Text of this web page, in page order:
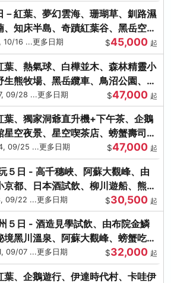
－紅葉、夢幻雲海、珊瑚草、釧路濕
知床半島、奇蹟紅葉谷、黑岳空中
16 ...更多日期 $45,000 起
葉、熱氣球、白樺並木、森林精靈小
熊牧場、黑岳纜車、鳥沼公園、紅
飽
09/28 ...更多日期 $47,000 起
葉、獨家洞爺直升機+下午茶、企鵝
空夜景、星空喫茶店、螃蟹壽司、
09/25 ...更多日期 $47,000 起
５日 - 高千穗峽、阿蘇大觀峰、由
都、日本酒試飲、柳川遊船、熊本
09/22 ...更多日期 $30,500 起
５日 - 酒造見學試飲、由布院金鱗
黑川溫泉、阿蘇大觀峰、螃蟹吃到
09/07 ...更多日期 $32,000 起
葉、企鵝遊行、伊達時代村、卡哇伊